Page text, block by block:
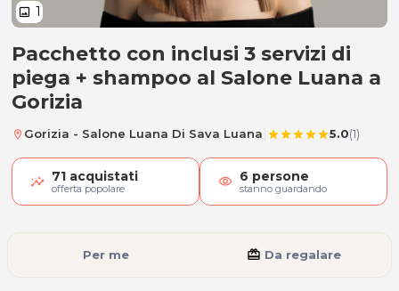
image 1
Pacchetto 3 pieghe moda e 3
Pacchetto con inclusi 3 servizi di
piega + shampoo al Salone Luana a
Gorizia
location_on Gorizia - Salone Luana Di Sava Luana starstarstarstarstar5.0(1)
71 acquistati
offerta popolare visibility 6 persone
stanno guardando
Per me card_giftcard Da regalare